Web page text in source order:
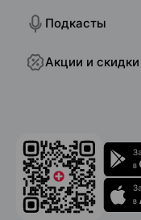
Подкасты
Акции и скидки